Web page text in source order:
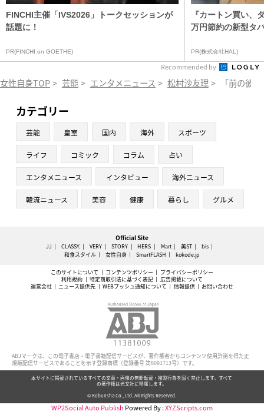
FINCHI主催「IVS2026」トークセッションが
話題に！
PR(FINCHI on GOETHE)
『カートン買い、
万円節約の新型タ
PR(株式会社HAL)
Recommended by
女性自身TOP > 芸能 > エンタメニュース > 松村沙友理 > 「前の彼
カテゴリー
芸能 皇室 国内 海外 スポーツ
ライフ コミック コラム 占い
エンタメニュース インタビュー 海外ニュース
韓流ニュース 美容 健康 暮らし グルメ
Official Site
JJ CLASSY. VERY STORY HERS Mart 美ST
bis
和食スタイル
女性自身 SmartFLASH kokode.jp
このサイトについて コンテンツポリシー
プライバシーポリシー
利用規約
特定商取引法に基づく表記
広告掲載について
運営会社
ニュース提供先 WEBプッシュ通知について 情報提供 お問い合わせ
ABJマークは、この電子書店・電子書籍配信サービスが、著作権者からコンテンツ使用許諾を得た正
規版配信サービスであることを示す登録商標（登録番号 第6091713号）です。
本サイトに掲載されているすべての文章・画像の無断転載・複製行為を固く禁止します。すべて
の著作権は光文社に帰属します。
© Kobunsha Co., Ltd. All Rights Reserved.
WP2Social Auto Publish Powered By :XYZScripts.com